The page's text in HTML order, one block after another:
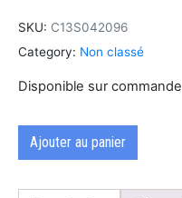
SKU: C13S042096
Category: Non classé
Disponible sur commande
Ajouter au panier